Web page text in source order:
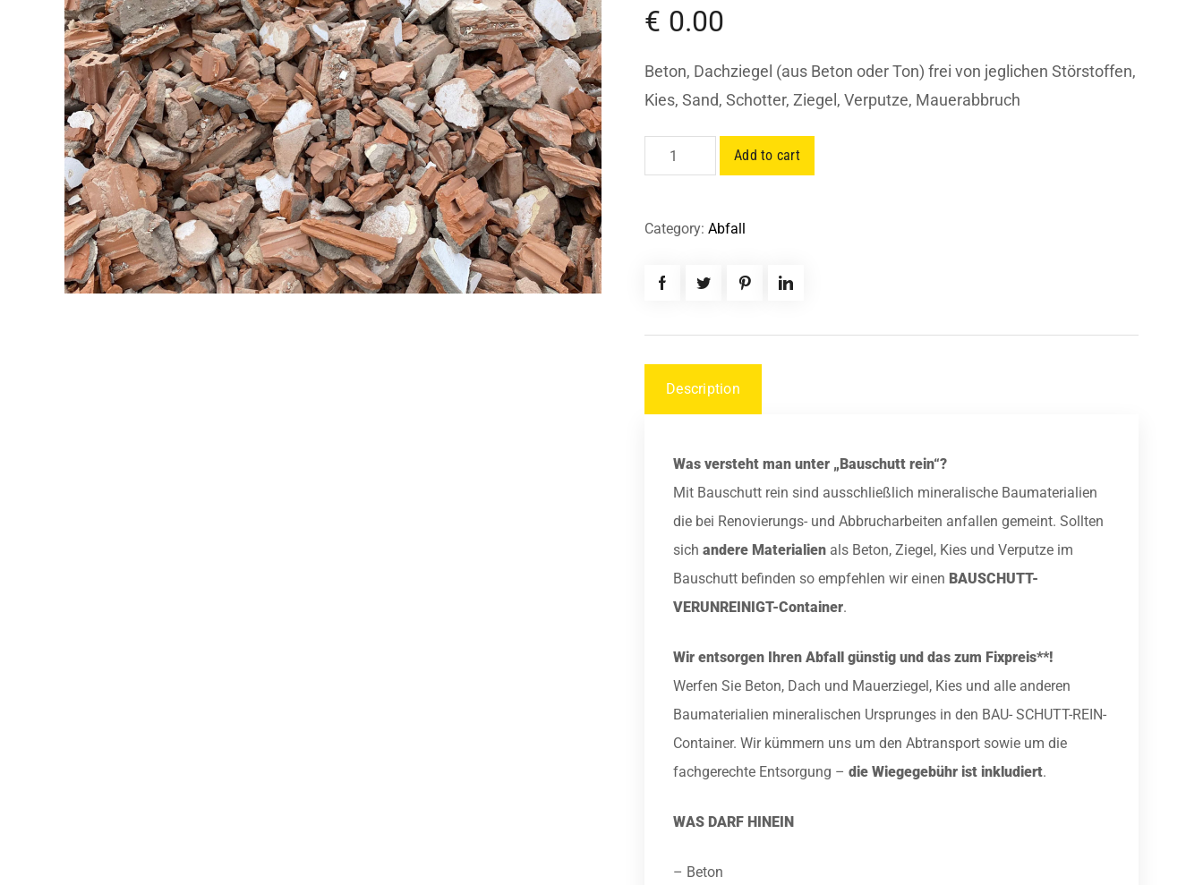
€ 0.00
Beton, Dachziegel (aus Beton oder Ton) frei von jeglichen Störstoffen,
Kies, Sand, Schotter, Ziegel, Verputze, Mauerabbruch
BAUSCHUTT
REIN
Add to cart
Category: Abfall
Description
Was versteht man unter „Bauschutt rein“?
Mit Bauschutt rein sind ausschließlich mineralische Baumaterialien
die bei Renovierungs- und Abbrucharbeiten anfallen gemeint. Sollten
sich andere Materialien als Beton, Ziegel, Kies und Verputze im
Bauschutt befinden so empfehlen wir einen BAUSCHUTT-
VERUNREINIGT-Container.
Wir entsorgen Ihren Abfall günstig und das zum Fixpreis**!
Werfen Sie Beton, Dach und Mauerziegel, Kies und alle anderen
Baumaterialien mineralischen Ursprunges in den BAU- SCHUTT-REIN-
Container. Wir kümmern uns um den Abtransport sowie um die
fachgerechte Entsorgung – die Wiegegebühr ist inkludiert.
WAS DARF HINEIN
– Beton